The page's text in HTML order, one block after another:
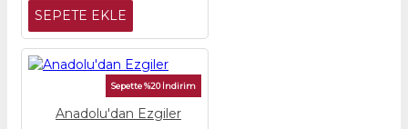
SEPETE EKLE
Sepette %20 İndirim
Anadolu'dan Ezgiler